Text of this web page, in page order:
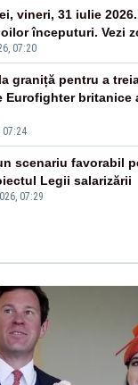
07:20
vineri, 31 iulie
începuturi. Vezi
07:24
graniță pentru a
Eurofighter
07:29
scenariu favorabil
Legii salarizării